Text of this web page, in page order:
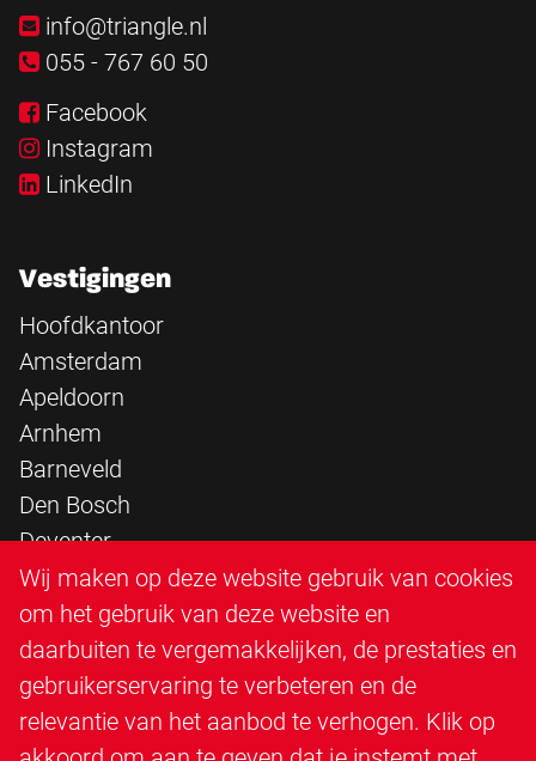
info@triangle.nl
055 - 767 60 50
Facebook
Instagram
LinkedIn
Vestigingen
Hoofdkantoor
Amsterdam
Apeldoorn
Arnhem
Barneveld
Den Bosch
Deventer
Epe
Sittard
Triangle Infra
Triangle Steigerbouw
Utrecht
Wij maken op deze website gebruik van cookies
om het gebruik van deze website en
daarbuiten te vergemakkelijken, de prestaties en
gebruikerservaring te verbeteren en de
relevantie van het aanbod te verhogen. Klik op